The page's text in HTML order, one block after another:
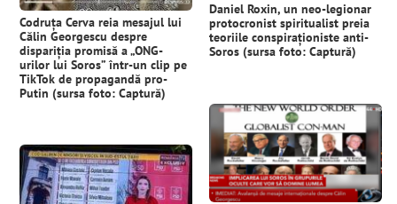
Codruța Cerva reia mesajul lui
Călin Georgescu despre
dispariția promisă a „ONG-
urilor lui Soros” într-un clip pe
TikTok de propagandă pro-
Putin (sursa foto: Captură)
Daniel Roxin, un neo-legionar
protocronist spiritualist preia
teoriile conspiraționiste anti-
Soros (sursa foto: Captură)